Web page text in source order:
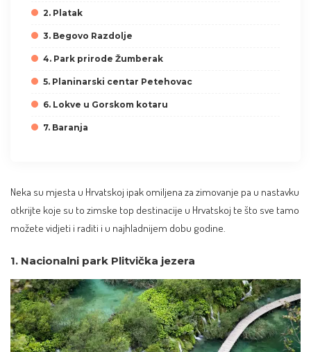
2. Platak
3. Begovo Razdolje
4. Park prirode Žumberak
5. Planinarski centar Petehovac
6. Lokve u Gorskom kotaru
7. Baranja
Neka su mjesta u Hrvatskoj ipak omiljena za zimovanje pa u nastavku
otkrijte koje su to zimske top destinacije u Hrvatskoj te što sve tamo
možete vidjeti i raditi i u najhladnijem dobu godine.
1. Nacionalni park Plitvička jezera